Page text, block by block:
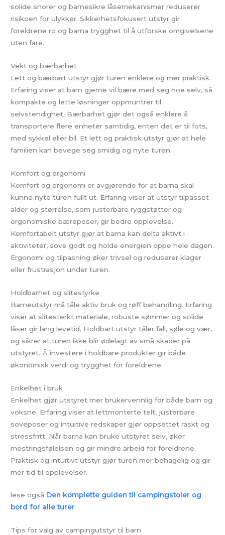
solide snorer og barnesikre låsemekanismer reduserer
risikoen for ulykker. Sikkerhetsfokusert utstyr gir
foreldrene ro og barna trygghet til å utforske omgivelsene
uten fare.
Vekt og bærbarhet
Lett og bærbart utstyr gjør turen enklere og mer praktisk.
Erfaring viser at barn gjerne vil bære med seg noe selv, så
kompakte og lette løsninger oppmuntrer til
selvstendighet. Bærbarhet gjør det også enklere å
transportere flere enheter samtidig, enten det er til fots,
med sykkel eller bil. Et lett og praktisk utstyr gjør at hele
familien kan bevege seg smidig og nyte turen.
Komfort og ergonomi
Komfort og ergonomi er avgjørende for at barna skal
kunne nyte turen fullt ut. Erfaring viser at utstyr tilpasset
alder og størrelse, som justerbare ryggstøtter og
ergonomiske bæreposer, gir bedre opplevelse.
Komfortabelt utstyr gjør at barna kan delta aktivt i
aktiviteter, sove godt og holde energien oppe hele dagen.
Ergonomi og tilpasning øker trivsel og reduserer klager
eller frustrasjon under turen.
Holdbarhet og slitestyrke
Barneutstyr må tåle aktiv bruk og røff behandling. Erfaring
viser at slitesterkt materiale, robuste sømmer og solide
låser gir lang levetid. Holdbart utstyr tåler fall, søle og vær,
og sikrer at turen ikke blir ødelagt av små skader på
utstyret. Å investere i holdbare produkter gir både
økonomisk verdi og trygghet for foreldrene.
Enkelhet i bruk
Enkelhet gjør utstyret mer brukervennlig for både barn og
voksne. Erfaring viser at lettmonterte telt, justerbare
soveposer og intuitive redskaper gjør oppsettet raskt og
stressfritt. Når barna kan bruke utstyret selv, øker
mestringsfølelsen og gir mindre arbeid for foreldrene.
Praktisk og intuitivt utstyr gjør turen mer behagelig og gir
mer tid til opplevelser.
lese også Den komplette guiden til campingstoler og
bord for alle turer
Tips for valg av campingutstyr til barn